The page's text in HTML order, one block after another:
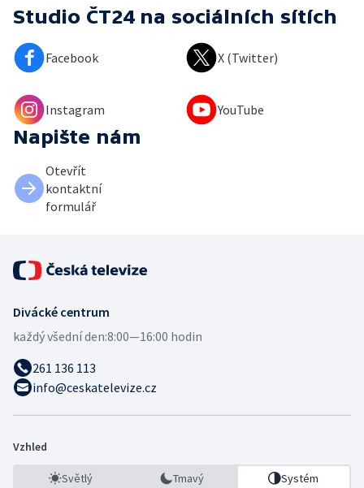
Studio ČT24 na sociálních sítích
Facebook X (Twitter)
Instagram YouTube
Napište nám
Otevřít
kontaktní
formulář
Divácké centrum
každý všední den:8:00—16:00 hodin
261 136 113
info@ceskatelevize.cz
Vzhled
Světlý Tmavý Systém